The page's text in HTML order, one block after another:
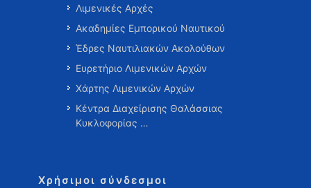
Λιμενικές Αρχές
Ακαδημίες Εμπορικού Ναυτικού
Έδρες Ναυτιλιακών Ακολούθων
Ευρετήριο Λιμενικών Αρχών
Χάρτης Λιμενικών Αρχών
Κέντρα Διαχείρισης Θαλάσσιας
Κυκλοφορίας …
Χρήσιμοι σύνδεσμοι